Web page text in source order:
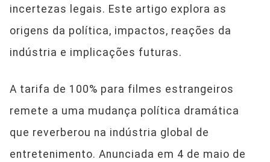
incertezas legais. Este artigo explora as
origens da política, impactos, reações da
indústria e implicações futuras.
A tarifa de 100% para filmes estrangeiros
remete a uma mudança política dramática
que reverberou na indústria global de
entretenimento. Anunciada em 4 de maio de